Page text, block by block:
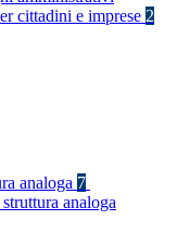
cittadini e imprese 2
analoga 7
analoga